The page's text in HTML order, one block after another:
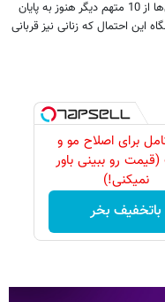
برای دستگیری غدیر در حالی ادامه دارد که بازجویی‌ها از 10 متهم دیگر هنوز به پایان
احتمال که زنانی نیز قربانی
برای اصلاح مو و
رو ببینی باور
نمیکنی!)
باتخفیف بخر